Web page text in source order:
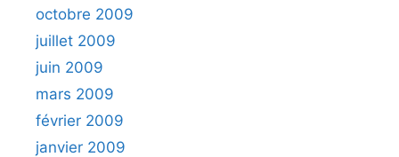
octobre 2009
juillet 2009
juin 2009
mars 2009
février 2009
janvier 2009